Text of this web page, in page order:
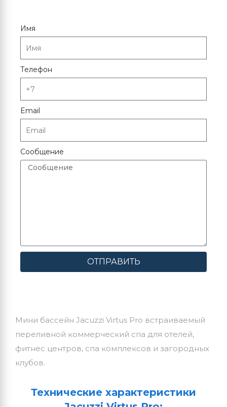
Имя
Телефон
Email
Сообщение
ОТПРАВИТЬ
Мини бассейн Jacuzzi Virtus Pro встраиваемый
переливной коммерческий спа для отелей,
фитнес центров, спа комплексов и загородных
клубов.
Технические характеристики